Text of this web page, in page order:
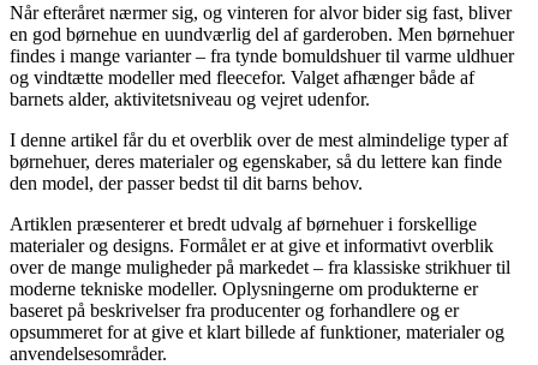
Når efteråret nærmer sig, og vinteren for alvor bider sig fast, bliver
en god børnehue en uundværlig del af garderoben. Men børnehuer
findes i mange varianter – fra tynde bomuldshuer til varme uldhuer
og vindtætte modeller med fleecefor. Valget afhænger både af
barnets alder, aktivitetsniveau og vejret udenfor.
I denne artikel får du et overblik over de mest almindelige typer af
børnehuer, deres materialer og egenskaber, så du lettere kan finde
den model, der passer bedst til dit barns behov.
Artiklen præsenterer et bredt udvalg af børnehuer i forskellige
materialer og designs. Formålet er at give et informativt overblik
over de mange muligheder på markedet – fra klassiske strikhuer til
moderne tekniske modeller. Oplysningerne om produkterne er
baseret på beskrivelser fra producenter og forhandlere og er
opsummeret for at give et klart billede af funktioner, materialer og
anvendelsesområder.